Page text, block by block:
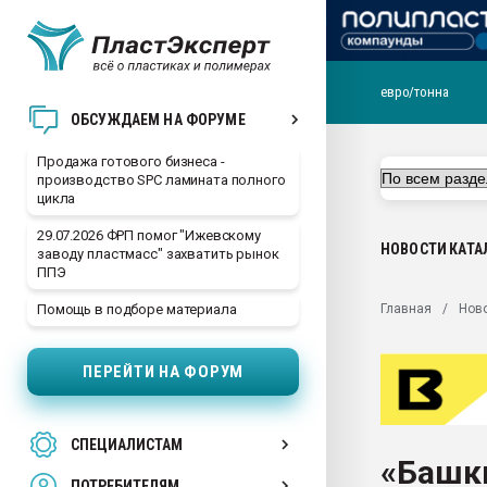
ОБСУЖДАЕМ НА ФОРУМЕ
Продажа готового бизнеса -
производство SPC ламината полного
цикла
29.07.2026 ФРП помог "Ижевскому
заводу пластмасс" захватить рынок
ППЭ
Помощь в подборе материала
ПЕРЕЙТИ НА ФОРУМ
СПЕЦИАЛИСТАМ
28.07.2026
Всё, что касается
Материал
Продам отходы
поликарбоната и АБС-
Armaloy PC/ABS-1IM
евро/тонна
НОВОСТИ
Главная